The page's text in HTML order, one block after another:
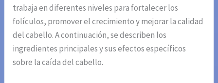
trabaja en diferentes niveles para fortalecer los
folículos, promover el crecimiento y mejorar la calidad
del cabello. A continuación, se describen los
ingredientes principales y sus efectos específicos
sobre la caída del cabello.